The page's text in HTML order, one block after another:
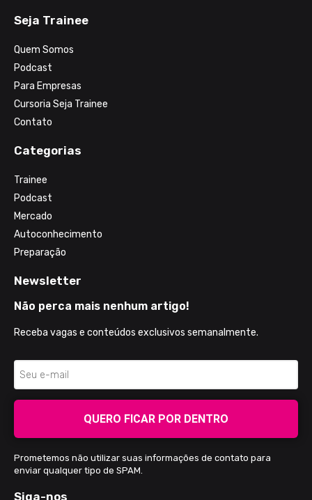
Seja Trainee
Quem Somos
Podcast
Para Empresas
Cursoria Seja Trainee
Contato
Categorias
Trainee
Podcast
Mercado
Autoconhecimento
Preparação
Newsletter
Não perca mais nenhum artigo!
Receba vagas e conteúdos exclusivos semanalmente.
QUERO FICAR POR DENTRO
Prometemos não utilizar suas informações de contato para
enviar qualquer tipo de SPAM.
Siga-nos